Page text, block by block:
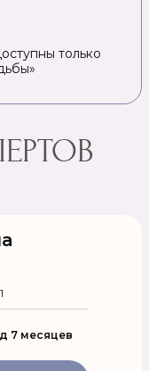
только
7 месяцев